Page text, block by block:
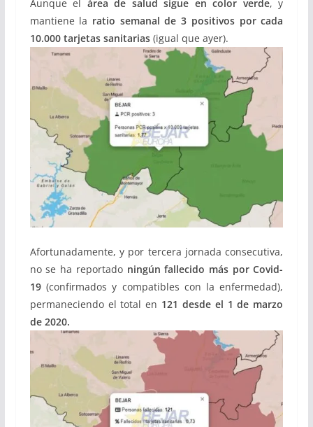
Aunque el área de salud sigue en color verde, y
mantiene la ratio semanal de 3 positivos por cada
10.000 tarjetas sanitarias (igual que ayer).
Afortunadamente, y por tercera jornada consecutiva,
no se ha reportado ningún fallecido más por Covid-
19 (confirmados y compatibles con la enfermedad),
permaneciendo el total en 121 desde el 1 de marzo
de 2020.